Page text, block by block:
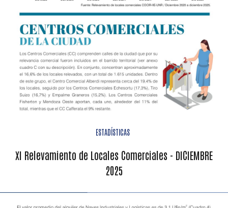
ESTADÍSTICAS
XI Relevamiento de Locales Comerciales - DICIEMBRE
2025